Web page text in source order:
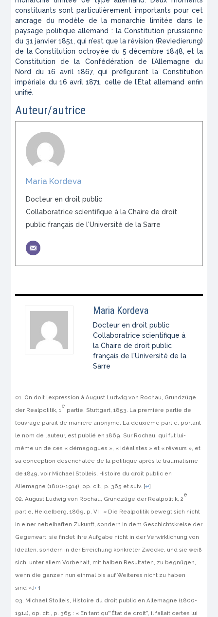
constituants sont particulièrement importants pour cet
ancrage du modèle de la monarchie limitée dans le
paysage politique allemand : la Constitution prussienne
du 31 janvier 1851, qui n’est que la révision (Reviedierung)
de la Constitution octroyée du 5 décembre 1848, et la
Constitution de la Confédération de l’Allemagne du
Nord du 16 avril 1867, qui préfigurent la Constitution
impériale du 16 avril 1871, celle de l’État allemand enfin
unifié.
Auteur/autrice
Maria Kordeva
Docteur en droit public
Collaboratrice scientifique à la Chaire de droit
public français de l'Université de la Sarre
Maria Kordeva
Docteur en droit public
Collaboratrice scientifique à
la Chaire de droit public
français de l'Université de la
Sarre
On doit l’expression à August Ludwig von Rochau, Grundzüge
der Realpolitik , 1
e
partie, Stuttgart, 1853. La première partie de
l’ouvrage paraît de manière anonyme. La deuxième partie, portant
le nom de l’auteur, est publié en 1869. Sur Rochau, qui fut lui-
même un de ces « démagogues », « idéalistes » et « rêveurs », et
sa conception désenchatée de la politique après le traumatisme
de 1849, voir Michael Stolleis, Histoire du droit public en
Allemagne (1800-1914) op. cit. , p. 365 et suiv. [↩]
August Ludwig von Rochau, Grundzüge der Realpolitik , 2
e
partie, Heidelberg, 1869, p. VI : « Die Realpolitik bewegt sich nicht
in einer nebelhaften Zukunft, sondern in dem Geschichtskreise der
Gegenwart, sie findet ihre Aufgabe nicht in der Verwirklichung von
Idealen, sondern in der Erreichung konkreter Zwecke, und sie weiß
sich, unter allem Vorbehalt, mit halben Resultaten, zu begnügen,
wenn die ganzen nun einmal bis auf Weiteres nicht zu haben
sind ». [↩]
Michael Stolleis, Histoire du droit public en Allemagne (1800-
1914) op. cit.
, p. 365 : « En tant qu’“État de droit”, il fallait certes lui